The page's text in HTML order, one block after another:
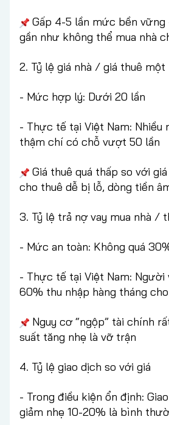
Gấp 4-5 lần mức bền
gần như không thể mua nhà
2. Tỷ lệ giá nhà / giá thuê một
- Mức hợp lý: Dưới 20 lần
- Thực tế tại Việt Nam: Nhiều
thậm chí có chỗ vượt 50 lần
Giá thuê quá thấp so với
cho thuê dễ bị lỗ, dòng tiền
3. Tỷ lệ trả nợ vay mua nhà /
- Mức an toàn: Không quá
- Thực tế tại Việt Nam: Người
60% thu nhập hàng tháng
Nguy cơ “ngộp” tài chính
suất tăng nhẹ là vỡ trận
4. Tỷ lệ giao dịch so với giá
- Trong điều kiện ổn định:
giảm nhẹ 10-20% là bình